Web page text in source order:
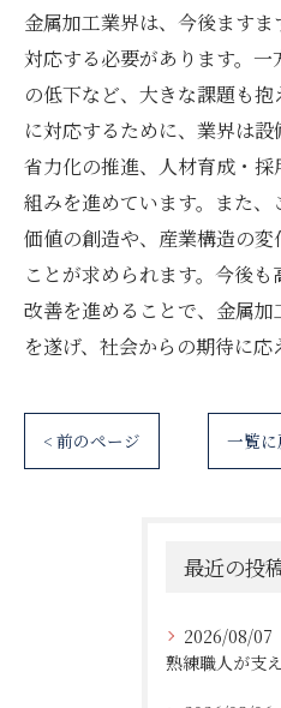
金属加工業界は、今後ます
対応する必要があります。
の低下など、大きな課題も
に対応するために、業界は設
省力化の推進、人材育成・
組みを進めています。また
価値の創造や、産業構造の変
ことが求められます。今後
改善を進めることで、金属
を遂げ、社会からの期待に応
< 前のページ 一覧に
最近の投
2026/08/07